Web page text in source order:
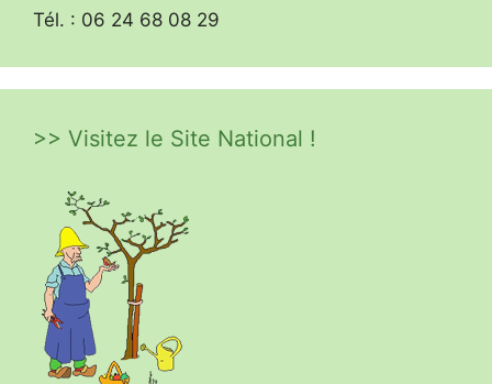
Tél. : 06 24 68 08 29
>> Visitez le Site National !